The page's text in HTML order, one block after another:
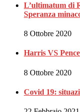
L’ultimatum di
Speranza
8 Ottobre 2020
Harris VS
8 Ottobre 2020
Covid 19: